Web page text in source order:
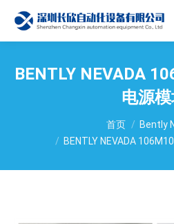
BENTLY NEVADA
电源
首页
Bently
BENTLY NEVADA